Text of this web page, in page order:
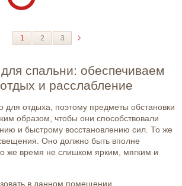
1 2 3
спальни: обеспечиваем
и расслабление
для отдыха, поэтому предметы обстановки
образом, чтобы они способствовали
и быстрому восстановлению сил. То же
Оно должно быть вполне
же время не слишком ярким, мягким и
в данном помещении